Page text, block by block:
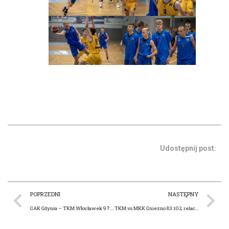
Udostępnij post:
POPRZEDNI
GAK Gdynia – TKM Włocławek 97:78
NASTĘPNY
TKM vs MKK Gniezno 83:102 relacja oraz fotorelacja